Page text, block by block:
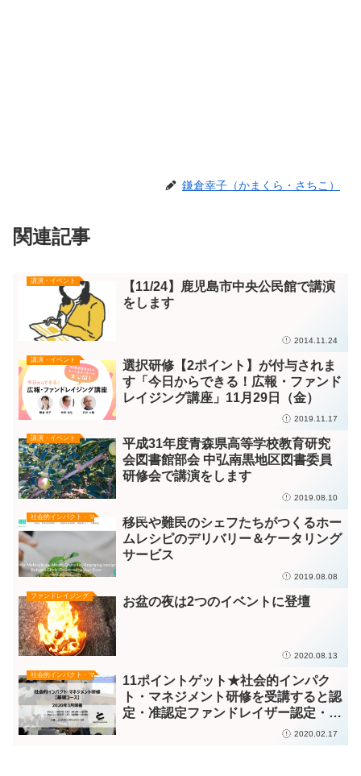
鎌倉幸子（かまくら・さちこ）
関連記事
講演・イベント
【11/24】鹿児島市中央公民館で講演
をします
2014.11.24
講演・イベント
選択研修【2ポイント】が付与されま
す「今日からできる！広報・ファンド
レイジング講座」11月29日（金）
2019.11.17
講演・イベント
平成31年度青森県高等学校教育研究
会図書館部会 中弘南黒地区図書委員
研修会で講演をします
2019.08.10
社会的インパクト・マネジメント／評価移民や難民のシェフたちがつくるホー
ムレシピのデリバリー＆ケータリング
サービス
2019.08.08
ファンドレイジング お盆の夜は2つのイベントに登壇
2020.08.13
社会的インパクト・マネジメント／評価11ポイントゲット★社会的インパク
ト・マネジメント研修を受講すると認
定・准認定ファンドレイザー認定・准
認定ファンドレイザー選択研修の11
2020.02.17